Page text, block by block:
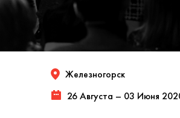
Железногорск
26 Августа – 03 Июня